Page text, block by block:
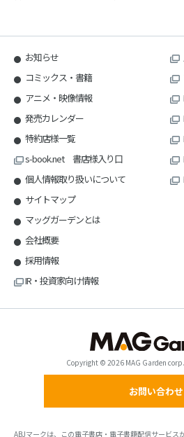
お知らせ
コミックス・書籍
アニメ・映像情報
発売カレンダー
特約店様一覧
s-book.net 書店様入り口
個人情報取り扱いについて
サイトマップ
マッグガーデンとは
会社概要
採用情報
IR・投資家向け情報
Copyright © 2026 MAG Garden
お問い合わせ
ABJマークは、この電子書店・電子書籍配信サービス